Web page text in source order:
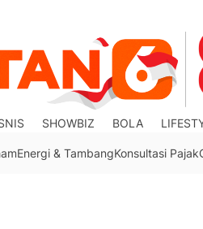
SHOWBIZ BOLA
Energi & TambangKonsultasi Pajak